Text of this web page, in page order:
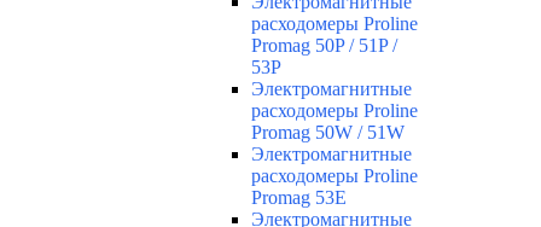
расходомеры Proline
Promag 50P / 51P /
53P
Электромагнитные
расходомеры Proline
Promag 50W / 51W
Электромагнитные
расходомеры Proline
Promag 53E
Электромагнитные